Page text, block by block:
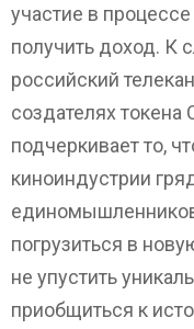
участие в
получить доход. К
российский
создателях токена
подчеркивает то,
киноиндустрии
единомышленников
погрузиться в
не упустить
приобщиться к